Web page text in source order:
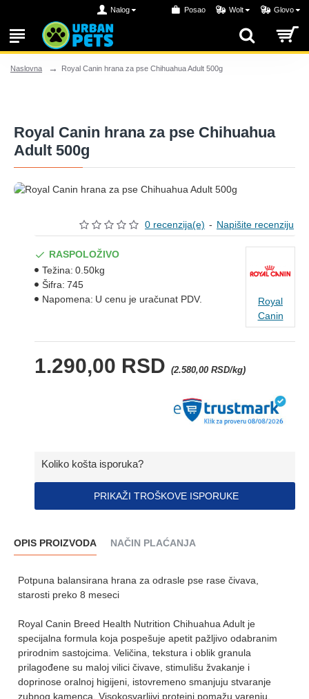
Nalog Posao Wolt Glovo
Naslovna Royal Canin hrana za pse Chihuahua Adult 500g
Royal Canin hrana za pse Chihuahua
Adult 500g
0 recenzija(e) - Napišite recenziju
1.290,00 RSD (2.580,00 RSD/kg)
RASPOLOŽIVO
Težina: 0.50kg
Šifra: 745
Napomena: U cenu je uračunat PDV.
Royal
Canin
Koliko košta isporuka?
PRIKAŽI TROŠKOVE ISPORUKE
OPIS PROIZVODA NAČIN PLAĆANJA
Potpuna balansirana hrana za odrasle pse rase čivava,
starosti preko 8 meseci
Royal Canin Breed Health Nutrition Chihuahua Adult je
specijalna formula koja pospešuje apetit pažljivo odabranim
prirodnim sastojcima. Veličina, tekstura i oblik granula
prilagođene su maloj vilici čivave, stimulišu žvakanje i
doprinose oralnoj higijeni, istovremeno smanjuju stvaranje
zubnog kamenca. Visokosvarljivi proteini pomažu varenju,